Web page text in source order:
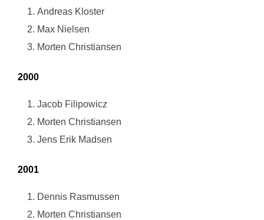
Andreas Kloster
Max Nielsen
Morten Christiansen
2000
Jacob Filipowicz
Morten Christiansen
Jens Erik Madsen
2001
Dennis Rasmussen
Morten Christiansen